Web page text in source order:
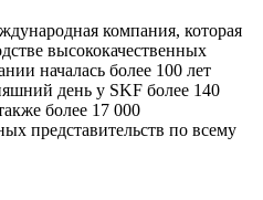
компания, которая
высококачественных
началась более 100 лет
день у SKF более 140
более 17 000
представительств по всему